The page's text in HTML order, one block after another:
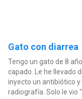
Gato con diarrea
Tengo un gato de 8
capado. Le he llevado
inyecto un antibiótico
radiografía. Solo le vio